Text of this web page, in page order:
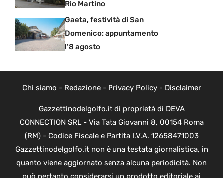
Rio Martino
Gaeta, festività di San
Domenico: appuntamento
l’8 agosto
Chi siamo - Redazione- Privacy Policy- Disclaimer
Gazzettinodelgolfo.it di proprietà di DEVA
CONNECTION SRL - Via Tata Giovanni 8, 00154 Roma
(RM) - Codice Fiscale e Partita I.V.A. 12658471003
Gazzettinodelgolfo.it non è una testata giornalistica, in
quanto viene aggiornato senza alcuna periodicità. Non
può pertanto considerarsi un prodotto editoriale ai